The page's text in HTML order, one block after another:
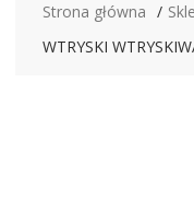
Strona główna
WTRYSKI